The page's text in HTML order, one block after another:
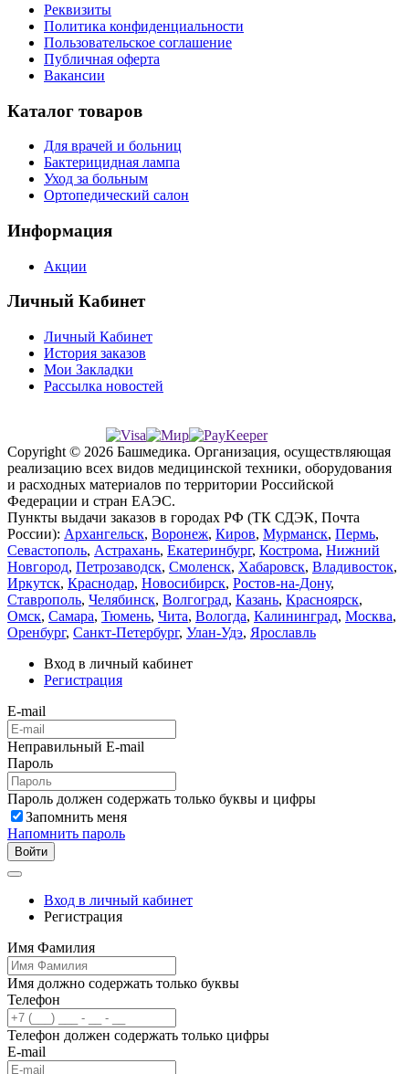
Реквизиты
Политика конфиденциальности
Пользовательское соглашение
Публичная оферта
Вакансии
Каталог товаров
Для врачей и больниц
Бактерицидная лампа
Уход за больным
Ортопедический салон
Информация
Акции
Личный Кабинет
Личный Кабинет
История заказов
Мои Закладки
Рассылка новостей
Copyright © 2026 Башмедика. Организация, осуществляющая
реализацию всех видов медицинской техники, оборудования
и расходных материалов по территории Российской
Федерации и стран ЕАЭС.
Пункты выдачи заказов в городах РФ (ТК СДЭК, Почта
России): Архангельск, Воронеж, Киров, Мурманск, Пермь,
Севастополь, Астрахань, Екатеринбург, Кострома, Нижний
Новгород, Петрозаводск, Смоленск, Хабаровск, Владивосток,
Иркутск, Краснодар, Новосибирск, Ростов-на-Дону,
Ставрополь, Челябинск, Волгоград, Казань, Красноярск,
Омск, Самара, Тюмень, Чита, Вологда, Калининград, Москва,
Оренбург, Санкт-Петербург, Улан-Удэ, Ярославль
Вход в личный кабинет
Регистрация
E-mail
Неправильный E-mail
Пароль
Пароль должен содержать только буквы и цифры
Запомнить меня
Напомнить пароль
Войти
Вход в личный кабинет
Регистрация
Имя Фамилия
Имя должно содержать только буквы
Телефон
Телефон должен содержать только цифры
E-mail